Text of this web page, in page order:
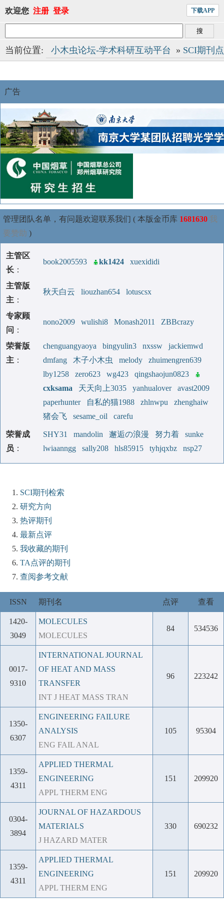
欢迎您 注册 登录 下载APP
当前位置: 小木虫论坛-学术科研互动平台 » SCI期刊
广告
管理团队名单，有问题欢迎联系我们 ( 本版金币库 1681630 我
要赞助 )
主管区
长 ：
book2005593 kk1424 xuexididi
主管版
主 ：
秋天白云 liouzhan654 lotuscsx
专家顾
问 ：
nono2009 wulishi8 Monash2011 ZBBcrazy
荣誉版
主 ：
chenguangyaoya bingyulin3 nxssw
jackiemwd
dmfang
木子小木虫 melody
zhuimengren639
lby1258
zero623 wg423
qingshaojun0823
cxksama
天天向上3035 yanhualover
avast2009
paperhunter
自私的猫1988 zhlnwpu
zhenghaiw
猪会飞
sesame_oil carefu
荣誉成
员 ：
SHY31 mandolin 邂逅の浪漫 努力着
sunke
lwiaanngg
sally208 hls85915 tyhjqxbz nsp27
SCI期刊检索
研究方向
热评期刊
最新点评
我收藏的期刊
TA点评的期刊
查阅参考文献
ISSN 期刊名 点评 查看
1420-
3049
MOLECULES
MOLECULES
84 534536
0017-
9310
INTERNATIONAL JOURNAL
OF HEAT AND MASS
TRANSFER
INT J HEAT MASS TRAN
96 223242
1350-
6307
ENGINEERING FAILURE
ANALYSIS
ENG FAIL ANAL
105 95304
1359-
4311
APPLIED THERMAL
ENGINEERING
APPL THERM ENG
151 209920
0304-
3894
JOURNAL OF HAZARDOUS
MATERIALS
J HAZARD MATER
330 690232
1359-
4311
APPLIED THERMAL
ENGINEERING
APPL THERM ENG
151 209920